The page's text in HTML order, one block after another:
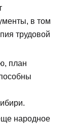
в том
трудовой
план
народное